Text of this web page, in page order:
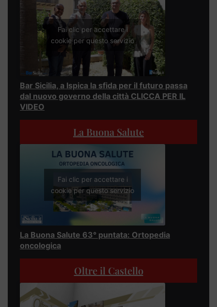
Fai clic per accettare i
cookie per questo servizio
Bar Sicilia, a Ispica la sfida per il futuro passa
dal nuovo governo della città CLICCA PER IL
VIDEO
La Buona Salute
Fai clic per accettare i
cookie per questo servizio
La Buona Salute 63° puntata: Ortopedia
oncologica
Oltre il Castello